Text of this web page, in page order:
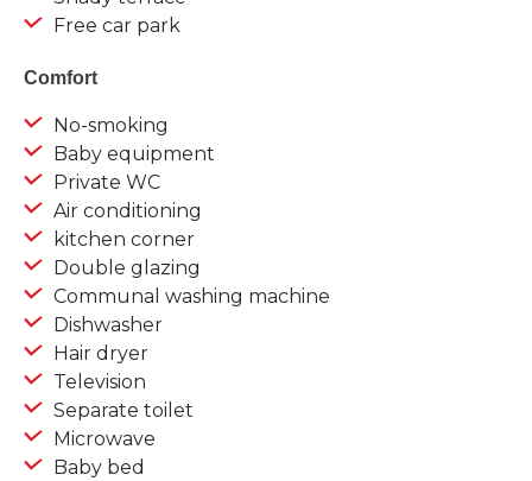
Free car park
Comfort
No-smoking
Baby equipment
Private WC
Air conditioning
kitchen corner
Double glazing
Communal washing machine
Dishwasher
Hair dryer
Television
Separate toilet
Microwave
Baby bed